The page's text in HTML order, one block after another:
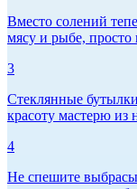
Вместо солений
мясу и рыбе, просто
3
Стеклянные
красоту мастерю из
4
Не спешите